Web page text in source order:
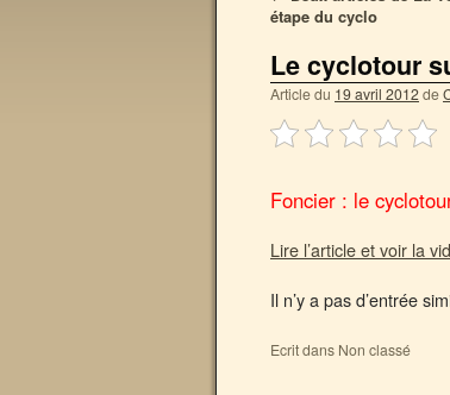
étape du cyclo
Le cyclotour
Article du 19 avril 2012de
Foncier : le
Lire l’article et voir la
Il n’y a pas d’entrée
Ecrit dans Non classé